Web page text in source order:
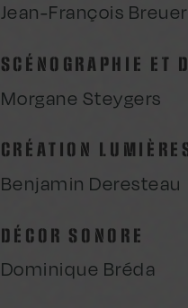
Jean-François
SCÉNOGRAPHIE ET
Morgane Steygers
CRÉATION
Benjamin Deresteau
DÉCOR SONORE
Dominique Bréda